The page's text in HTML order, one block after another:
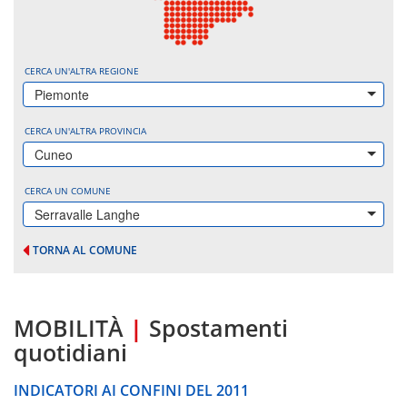
CERCA UN'ALTRA REGIONE
Piemonte
CERCA UN'ALTRA PROVINCIA
Cuneo
CERCA UN COMUNE
Serravalle Langhe
TORNA AL COMUNE
MOBILITÀ | Spostamenti
quotidiani
INDICATORI AI CONFINI DEL 2011